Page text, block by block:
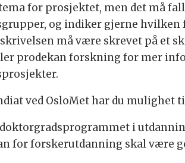
for prosjektet, men det må
og indiker gjerne
må være skrevet på et
prodekan forskning for mer
ved OsloMet har du mulighet
i
for forskerutdanning skal være